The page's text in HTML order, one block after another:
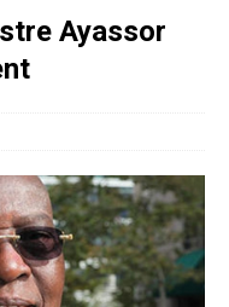
Ayassor